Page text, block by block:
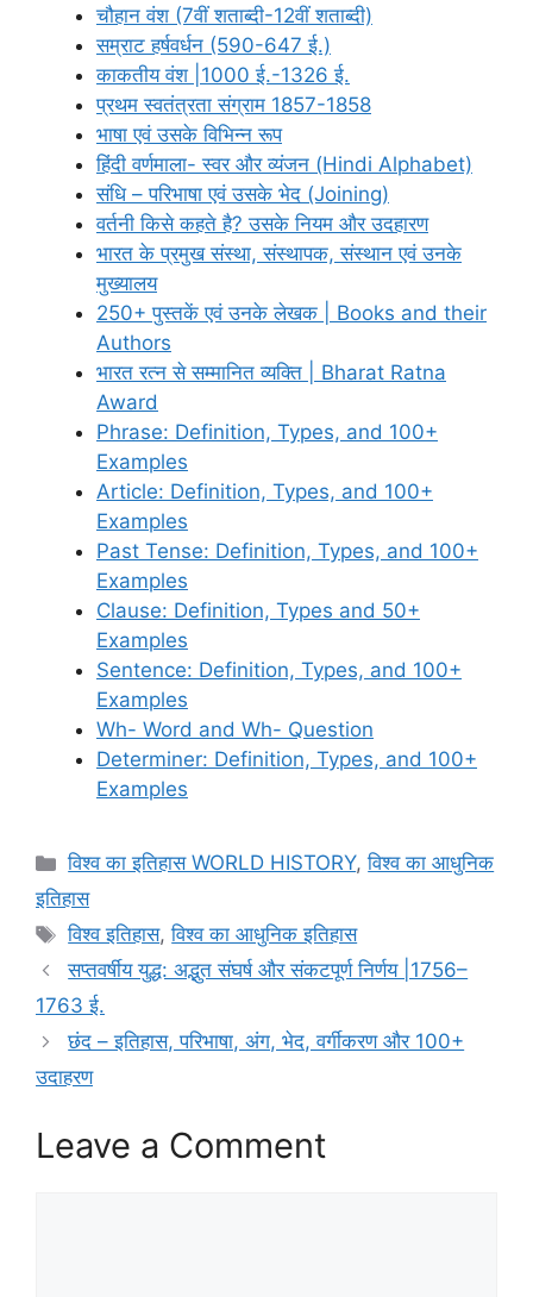
चौहान वंश (7वीं शताब्दी-12वीं शताब्दी)
सम्राट हर्षवर्धन (590-647 ई.)
काकतीय वंश |1000 ई.-1326 ई.
प्रथम स्वतंत्रता संग्राम 1857-1858
भाषा एवं उसके विभिन्न रूप
हिंदी वर्णमाला- स्वर और व्यंजन (Hindi Alphabet)
संधि – परिभाषा एवं उसके भेद (Joining)
वर्तनी किसे कहते है? उसके नियम और उदहारण
भारत के प्रमुख संस्था, संस्थापक, संस्थान एवं उनके
मुख्यालय
250+ पुस्तकें एवं उनके लेखक | Books and their
Authors
भारत रत्न से सम्मानित व्यक्ति | Bharat Ratna
Award
Phrase: Definition, Types, and 100+
Examples
Article: Definition, Types, and 100+
Examples
Past Tense: Definition, Types, and 100+
Examples
Clause: Definition, Types and 50+
Examples
Sentence: Definition, Types, and 100+
Examples
Wh- Word and Wh- Question
Determiner: Definition, Types, and 100+
Examples
Categories
विश्व का इतिहास WORLD HISTORY,विश्व का आधुनिक
इतिहास
Tags
विश्व इतिहास,विश्व का आधुनिक इतिहास
सप्तवर्षीय युद्ध: अद्भुत संघर्ष और संकटपूर्ण निर्णय |1756–
1763 ई.
छंद – इतिहास, परिभाषा, अंग, भेद, वर्गीकरण और 100+
उदाहरण
Leave a Comment